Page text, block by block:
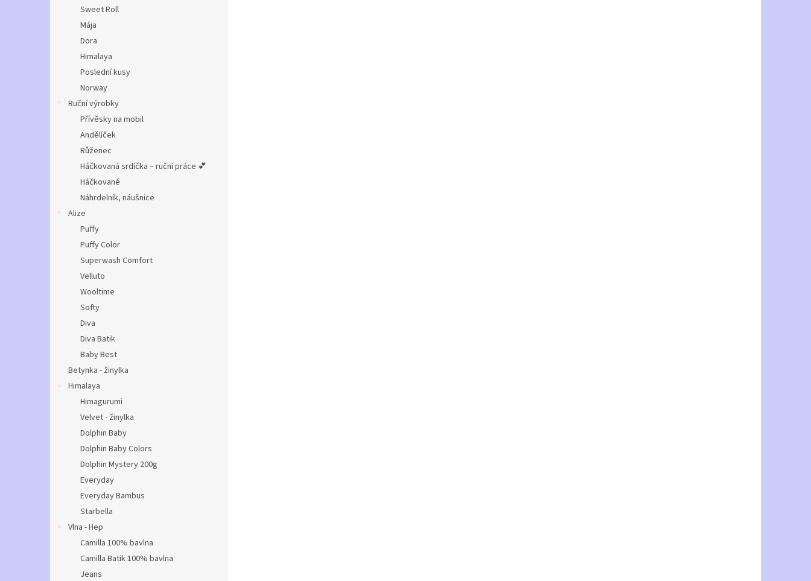
Sweet Roll
Mája
Dora
Himalaya
Poslední kusy
Norway
Ruční výrobky
Přívěsky na mobil
Andělíček
Růženec
Háčkovaná srdíčka – ruční práce 💕
Háčkované
Náhrdelník, náušnice
Alize
Puffy
Puffy Color
Superwash Comfort
Velluto
Wooltime
Softy
Diva
Diva Batik
Baby Best
Betynka - žinylka
Himalaya
Himagurumi
Velvet - žinylka
Dolphin Baby
Dolphin Baby Colors
Dolphin Mystery 200g
Everyday
Everyday Bambus
Starbella
Vlna - Hep
Camilla 100% bavlna
Camilla Batik 100% bavlna
Jeans